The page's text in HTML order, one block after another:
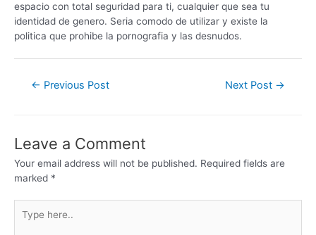
espacio con total seguridad para ti, cualquier que sea tu
identidad de genero. Seri­a comodo de utilizar y existe la
politica que prohibe la pornografia y las desnudos.
← Previous Post Next Post →
Leave a Comment
Your email address will not be published. Required fields are
marked *